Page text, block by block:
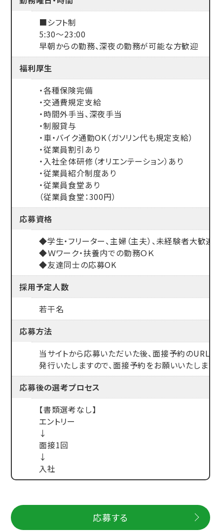
■シフト制
5:30～23:00
早朝からの勤務、深夜の勤務が可能な方歓迎
福利厚生
・各種保険完備
・交通費規定支給
・時間外手当、深夜手当
・制服貸与
・車・バイク通勤OK（ガソリン代も規定支給）
・従業員割引あり
・入社全体研修（オリエンテーション）あり
・従業員紹介制度あり
・従業員食堂あり
（従業員食堂：300円）
応募資格
◆学生・フリーター、主婦（主夫）、未経験者大歓迎
◆Ｗワーク・扶養内での勤務ＯＫ
◆友達同士の応募OK
採用予定人数
若干名
応募方法
当サイトから応募いただいた後、面接予約のURLを
発行いたしますので、面接予約をお願いいたします。
応募後の選考プロセス
【書類選考なし】
エントリー
↓
面接1回
↓
入社
応募する